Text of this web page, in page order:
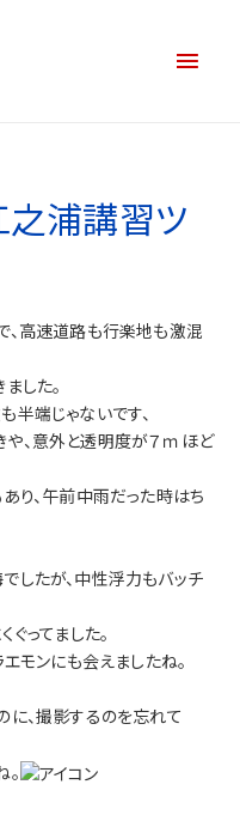
之浦講習ツ
、高速道路も行楽地も激混
した。
半端じゃないです、
、意外と透明度が７ｍほど
り、午前中雨だった時はち
したが、中性浮力もバッチ
ってました。
エモンにも会えましたね。
に、撮影するのを忘れて